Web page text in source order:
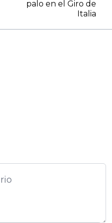
palo en el Giro de
Italia